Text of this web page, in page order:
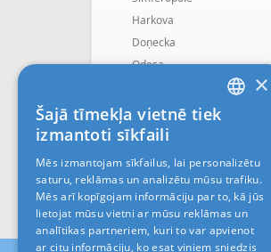
Harkova
Doņecka
Odesa
ENGLISH
×
Šajā tīmekļa vietnē tiek
izmantoti sīkfaili
Mēs izmantojam sīkfailus, lai personalizētu
saturu, reklāmas un analizētu mūsu trafiku.
Mēs arī kopīgojam informāciju par to, kā jūs
lietojat mūsu vietni ar mūsu reklāmas un
analītikas partneriem, kuri to var apvienot
ar citu informāciju, ko esat viņiem sniedzis